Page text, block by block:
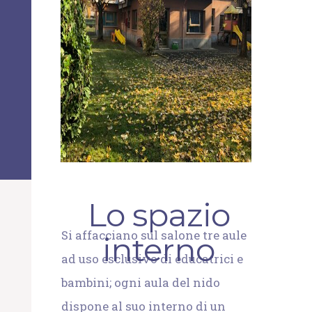
Lo spazio
interno
Si affacciano sul salone tre aule
ad uso esclusivo di educatrici e
bambini; ogni aula del nido
dispone al suo interno di un